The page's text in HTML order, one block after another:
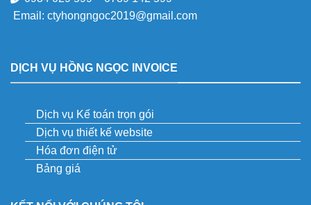
Email: ctyhongngoc2019@gmail.com
DỊCH VỤ HỒNG NGỌC INVOICE
Dịch vụ Kế toán trọn gói
Dịch vụ thiết kế website
Hóa đơn điện tử
Bảng giá